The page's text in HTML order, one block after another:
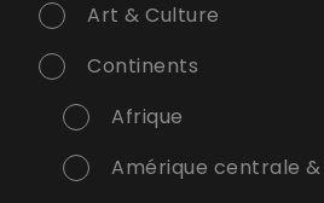
Art & Culture
Continents
Afrique
Amérique centrale